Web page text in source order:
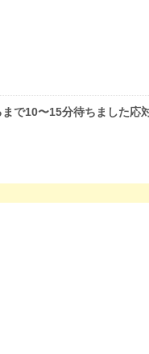
で10〜15分待ちました応